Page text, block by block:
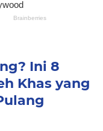
Ini 8
Khas yang